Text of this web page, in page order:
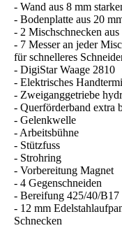
- Wand aus 8 mm
- Bodenplatte aus 20
- 2 Mischschnecken
- 7 Messer an jeder
für schnelleres
- DigiStar Waage 2810
- Elektrisches
- Zweiganggetriebe
- Querförderband extra
- Gelenkwelle
- Arbeitsbühne
- Stützfuss
- Strohring
- Vorbereitung Magnet
- 4 Gegenschneiden
- Bereifung 425/40/B17
- 12 mm
Schnecken